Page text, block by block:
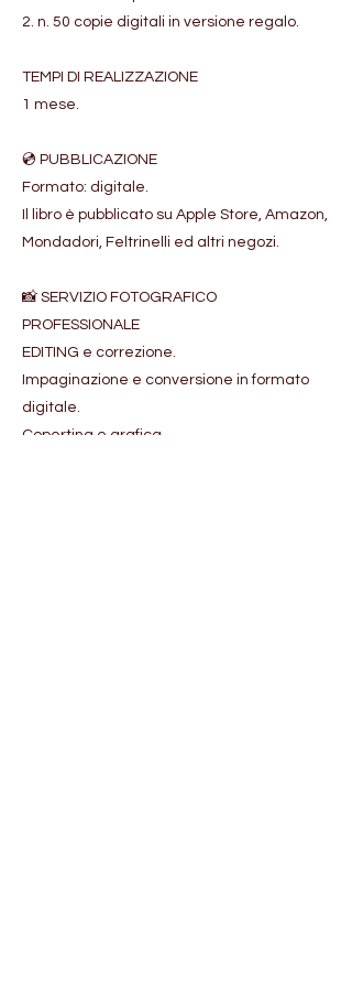
2. n. 50 copie digitali in versione regalo.
TEMPI DI REALIZZAZIONE
1 mese.
💿 PUBBLICAZIONE
Formato: digitale.
Il libro è pubblicato su Apple Store, Amazon,
Mondadori, Feltrinelli ed altri negozi.
📸 SERVIZIO FOTOGRAFICO
PROFESSIONALE
EDITING e correzione.
Impaginazione e conversione in formato
digitale.
Copertina e grafica.